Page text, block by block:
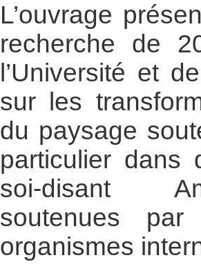
L’ouvrage
recherche de
l’Université et
sur les
du paysage
particulier dans
soi-disant
soutenues
organismes